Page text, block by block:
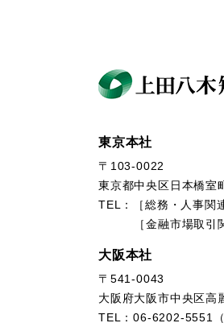
東京本社
〒103-0022
東京都中央区日本橋室
TEL：［総務・人事
［金融市場取引関
大阪本社
〒541-0043
大阪府大阪市中央区高
TEL：06-6202-5551（